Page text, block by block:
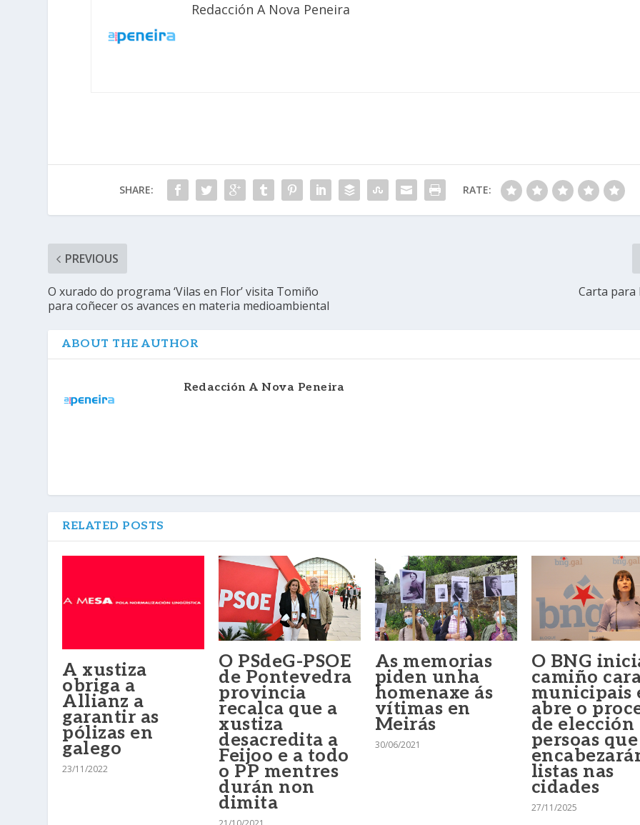
Redacción A Nova Peneira
SHARE: RATE:
PREVIOUS
O xurado do programa ‘Vilas en Flor’ visita Tomiño
para coñecer os avances en materia medioambiental
Carta
ABOUT THE AUTHOR
Redacción A Nova Peneira
RELATED POSTS
A xustiza
obriga a
Allianz a
garantir as
pólizas en
galego
23/11/2022
O PSdeG-PSOE
de Pontevedra
provincia
recalca que a
xustiza
desacredita a
Feijoo e a todo
o PP mentres
durán non
dimita
As memorias
piden unha
homenaxe ás
vítimas en
Meirás
30/06/2021
O BNG
camiño
municipais
abre o
de elección
persoas que
listas nas
cidades
27/11/2025